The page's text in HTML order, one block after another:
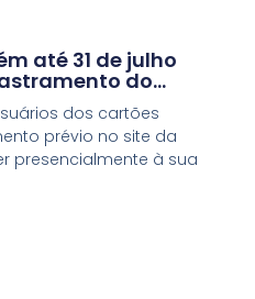
até 31 de julho
do
dos cartões
prévio no site da
presencialmente à sua